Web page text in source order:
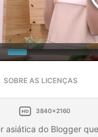
SOBRE AS LICENÇAS
3840x2160
asiática do Blogger